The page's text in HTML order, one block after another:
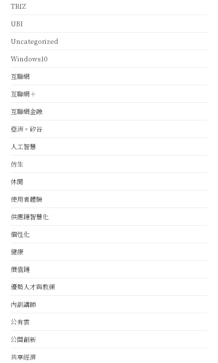
TRIZ
UBI
Uncategorized
Windows10
互聯網
互聯網＋
互聯網金融
亞洲。矽谷
人工智慧
仿生
休閒
使用者體驗
供應鏈智慧化
個性化
健康
價值鏈
優勢人才與教練
內訓講師
公有雲
公關創新
共享經濟